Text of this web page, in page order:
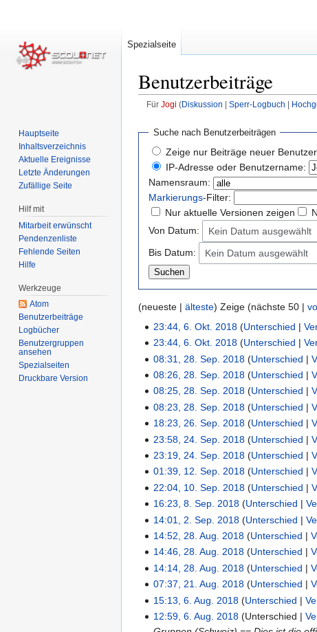
Benutzerbeiträge
Für Jogi Diskussion Sperr-Logbuch
springen
springen
Suche nach Benutzerbeiträgen
Zeige nur Beiträge neuer Benutzer
IP-Adresse oder Benutzername:
Namensraum:
Markierungs-Filter:
Nur aktuelle Versionen zeigen
Von Datum:
Kein Datum ausgewählt
Bis Datum:
Kein Datum ausgewählt
(neueste | älteste) Zeige (nächste 50 |
23:44, 6. Okt. 2018
Unterschied
23:44, 6. Okt. 2018
Unterschied
08:31, 28. Sep. 2018
Unterschied
08:26, 28. Sep. 2018
Unterschied
08:25, 28. Sep. 2018
Unterschied
08:23, 28. Sep. 2018
Unterschied
18:23, 26. Sep. 2018
Unterschied
23:58, 24. Sep. 2018
Unterschied
23:19, 24. Sep. 2018
Unterschied
01:39, 12. Sep. 2018
Unterschied
22:04, 10. Sep. 2018
Unterschied
16:23, 8. Sep. 2018
Unterschied
14:01, 2. Sep. 2018
Unterschied
14:52, 28. Aug. 2018
Unterschied
14:46, 28. Aug. 2018
Unterschied
14:14, 28. Aug. 2018
Unterschied
07:37, 21. Aug. 2018
Unterschied
15:13, 6. Aug. 2018
Unterschied
12:59, 6. Aug. 2018
Unterschied
Spezialseite
Hauptseite
Inhaltsverzeichnis
Aktuelle Ereignisse
Letzte Änderungen
Zufällige Seite
Hilf mit
Mitarbeit erwünscht
Pendenzenliste
Fehlende Seiten
Hilfe
Werkzeuge
Atom
Benutzerbeiträge
Logbücher
Benutzergruppen
ansehen
Spezialseiten
Druckbare Version